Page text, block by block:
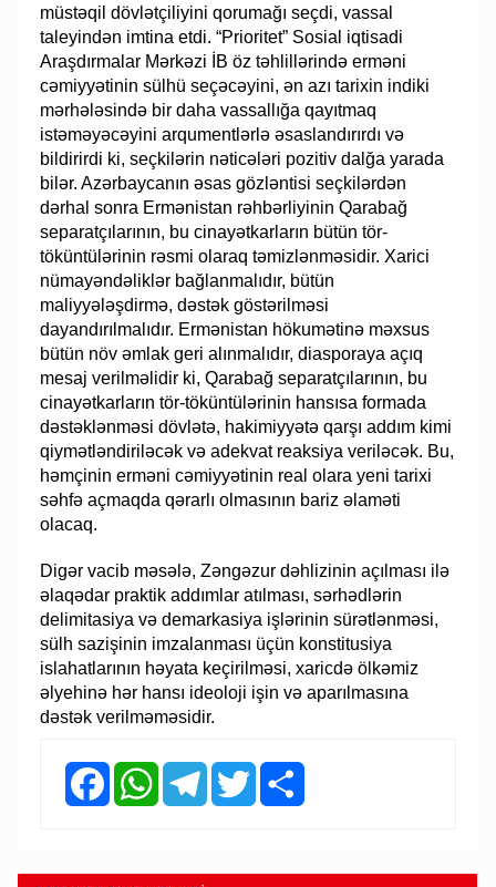
müstəqil dövlətçiliyini qorumağı seçdi, vassal
taleyindən imtina etdi. “Prioritet” Sosial iqtisadi
Araşdırmalar Mərkəzi İB öz təhlillərində erməni
cəmiyyətinin sülhü seçəcəyini, ən azı tarixin indiki
mərhələsində bir daha vassallığa qayıtmaq
istəməyəcəyini arqumentlərlə əsaslandırırdı və
bildirirdi ki, seçkilərin nəticələri pozitiv dalğa yarada
bilər. Azərbaycanın əsas gözləntisi seçkilərdən
dərhal sonra Ermənistan rəhbərliyinin Qarabağ
separatçılarının, bu cinayətkarların bütün tör-
töküntülərinin rəsmi olaraq təmizlənməsidir. Xarici
nümayəndəliklər bağlanmalıdır, bütün
maliyyələşdirmə, dəstək göstərilməsi
dayandırılmalıdır. Ermənistan hökumətinə məxsus
bütün növ əmlak geri alınmalıdır, diasporaya açıq
mesaj verilməlidir ki, Qarabağ separatçılarının, bu
cinayətkarların tör-töküntülərinin hansısa formada
dəstəklənməsi dövlətə, hakimiyyətə qarşı addım kimi
qiymətləndiriləcək və adekvat reaksiya veriləcək. Bu,
həmçinin erməni cəmiyyətinin real olara yeni tarixi
səhfə açmaqda qərarlı olmasının bariz əlaməti
olacaq.
Digər vacib məsələ, Zəngəzur dəhlizinin açılması ilə
əlaqədar praktik addımlar atılması, sərhədlərin
delimitasiya və demarkasiya işlərinin sürətlənməsi,
sülh sazişinin imzalanması üçün konstitusiya
islahatlarının həyata keçirilməsi, xaricdə ölkəmiz
əlyehinə hər hansı ideoloji işin və aparılmasına
dəstək verilməməsidir.
FacebookWhatsAppTelegramTwitter